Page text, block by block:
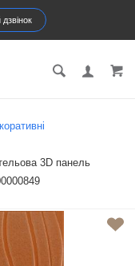
3D панель